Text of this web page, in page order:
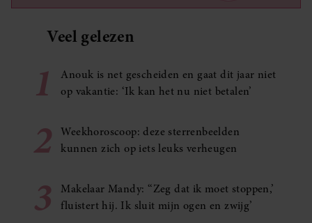
Veel gelezen
1
Anouk is net gescheiden en gaat dit jaar niet
op vakantie: ‘Ik kan het nu niet betalen’
2
Weekhoroscoop: deze sterrenbeelden
kunnen zich op iets leuks verheugen
3
Makelaar Mandy: ‘‘Zeg dat ik moet stoppen,’
fluistert hij. Ik sluit mijn ogen en zwijg’